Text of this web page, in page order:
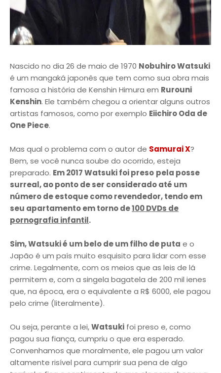
Nascido no dia 26 de maio de 1970 Nobuhiro Watsuki
é um mangaká japonês que tem como sua obra mais
famosa a história de Kenshin Himura em Rurouni
Kenshin. Ele também chegou a orientar alguns outros
artistas famosos, como por exemplo Eiichiro Oda de
One Piece.
Mas qual o problema com o autor de Samurai X?
Bem, se você nunca soube do ocorrido, esteja
preparado. Em 2017 Watsuki foi preso pela posse
surreal, ao ponto de ser considerado até um
número de estoque como revendedor, tendo em
seu apartamento em torno de100 DVDs de
pornografia infantil.
Sim, Watsuki é um belo de um filho de puta e o
Japão é um país muito esquisito para lidar com esse
crime. Legalmente, com os meios que as leis de lá
permitem e, com a singela bagatela de 200 mil ienes
que, na época, era o equivalente a R$ 6000, ele pagou
pelo crime (literalmente).
Ou seja, perante a lei,Watsuki foi preso e, como
pagou sua fiança, cumpriu o que era esperado.
Convenhamos que moralmente, ele pagou um valor
altamente risível para cumprir sua pena de algo